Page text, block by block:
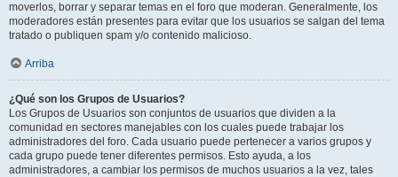
moverlos, borrar y separar temas en el foro que moderan. Generalmente, los
moderadores están presentes para evitar que los usuarios se salgan del tema
tratado o publiquen spam y/o contenido malicioso.
Arriba
¿Qué son los Grupos de Usuarios?
Los Grupos de Usuarios son conjuntos de usuarios que dividen a la
comunidad en sectores manejables con los cuales puede trabajar los
administradores del foro. Cada usuario puede pertenecer a varios grupos y
cada grupo puede tener diferentes permisos. Esto ayuda, a los
administradores, a cambiar los permisos de muchos usuarios a la vez, tales